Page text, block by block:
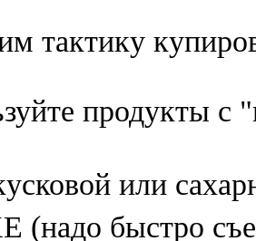
тактику
продукты
или
(надо быстро